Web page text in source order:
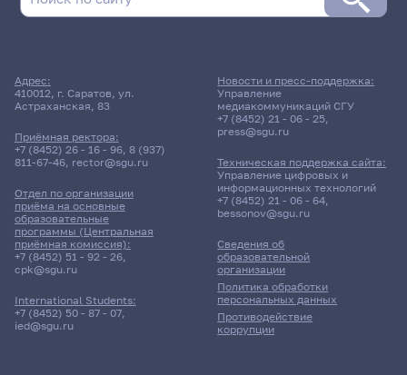
Адрес:
410012, г. Саратов, ул.
Астраханская, 83
Приёмная ректора:
+7 (8452) 26 - 16 - 96, 8 (937)
811-67-46, rector@sgu.ru
Отдел по организации
приёма на основные
образовательные
программы (Центральная
приёмная комиссия):
+7 (8452) 51 - 92 - 26,
cpk@sgu.ru
International Students:
+7 (8452) 50 - 87 - 07,
ied@sgu.ru
Сведения об
образовательной
организации
Политика обработки
персональных данных
Противодействие
коррупции
Новости и пресс-поддержка:
Управление
медиакоммуникаций СГУ
+7 (8452) 21 - 06 - 25,
press@sgu.ru
Техническая поддержка сайта:
Управление цифровых и
информационных технологий
+7 (8452) 21 - 06 - 64,
bessonov@sgu.ru